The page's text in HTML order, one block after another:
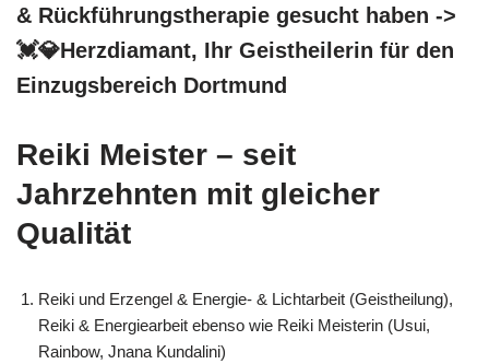
& Rückführungstherapie gesucht haben ->
💓️💎Herzdiamant, Ihr Geistheilerin für den
Einzugsbereich Dortmund
Reiki Meister – seit
Jahrzehnten mit gleicher
Qualität
Reiki und Erzengel & Energie- & Lichtarbeit (Geistheilung),
Reiki & Energiearbeit ebenso wie Reiki Meisterin (Usui,
Rainbow, Jnana Kundalini)